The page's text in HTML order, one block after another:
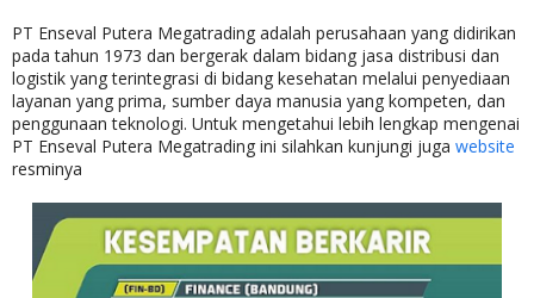
PT Enseval Putera Megatrading adalah perusahaan yang didirikan
pada tahun 1973 dan bergerak dalam bidang jasa distribusi dan
logistik yang terintegrasi di bidang kesehatan melalui penyediaan
layanan yang prima, sumber daya manusia yang kompeten, dan
penggunaan teknologi. Untuk mengetahui lebih lengkap mengenai
PT Enseval Putera Megatrading ini silahkan kunjungi juga website
resminya